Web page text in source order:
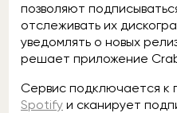
позволяют
отслеживать их
уведомлять о новых
решает приложение
Сервис подключается к
Spotify и сканирует